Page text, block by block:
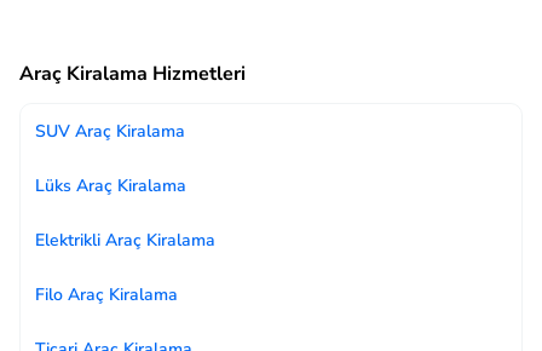
Araç Kiralama Hizmetleri
SUV Araç Kiralama
Lüks Araç Kiralama
Elektrikli Araç Kiralama
Filo Araç Kiralama